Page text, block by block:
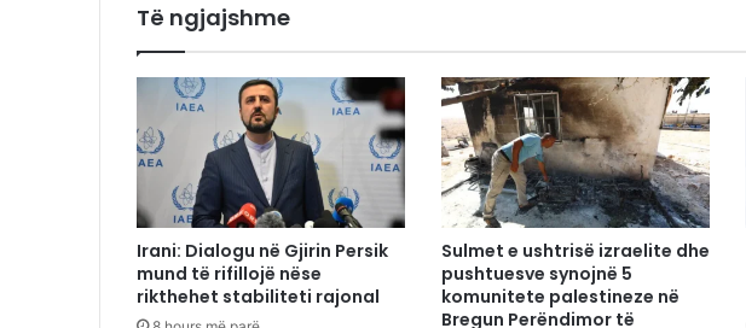
Të ngjajshme
Irani: Dialogu në Gjirin Persik
mund të rifillojë nëse
rikthehet stabiliteti rajonal
Sulmet e ushtrisë izraelite dhe
pushtuesve synojnë 5
komunitete palestineze në
Bregun Perëndimor të